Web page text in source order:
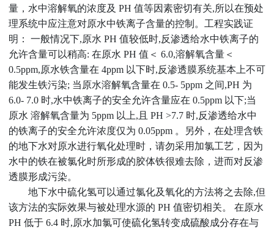
量，水中溶解氧的浓度及 PH 值等因素密切有关,所以在预处
理系统中应注意对原水中铁离子含量的控制。工程实践证
明： 一般情况下,原水 PH 值较低时,反渗透给水中铁离子的
允许含量可以稍高: 在原水 PH 值＜ 6.0,溶解氧含量＜
0.5ppm,原水铁含量在 4ppm 以下时,反渗透膜系统基本上不可
能发生铁污染; 当原水溶解氧含量在 0.5- 5ppm 之间,PH 为
6.0- 7.0 时,水中铁离子的安全允许含量应在 0.5ppm 以下;当
原水 溶解氧含量为 5ppm 以上,且 PH >7.7 时,反渗透给水中
的铁离子的安全允许浓度仅为 0.05ppm 。另外，在处理含铁
的地下水对原水进行氧化处理时，请勿采用加氯工艺，因为
水中的铁在被氯化时所形成的胶体铁很难去除，进而对反渗
透膜形成污染。
地下水中硫化氢可以通过氯化及氧化的方法将之去除,但
该方法的实际效果与被处理水源的 PH 值密切相关。 在原水
PH 低于 6.4 时,原水加氯可使硫化氢转变成硫酸成分存在与